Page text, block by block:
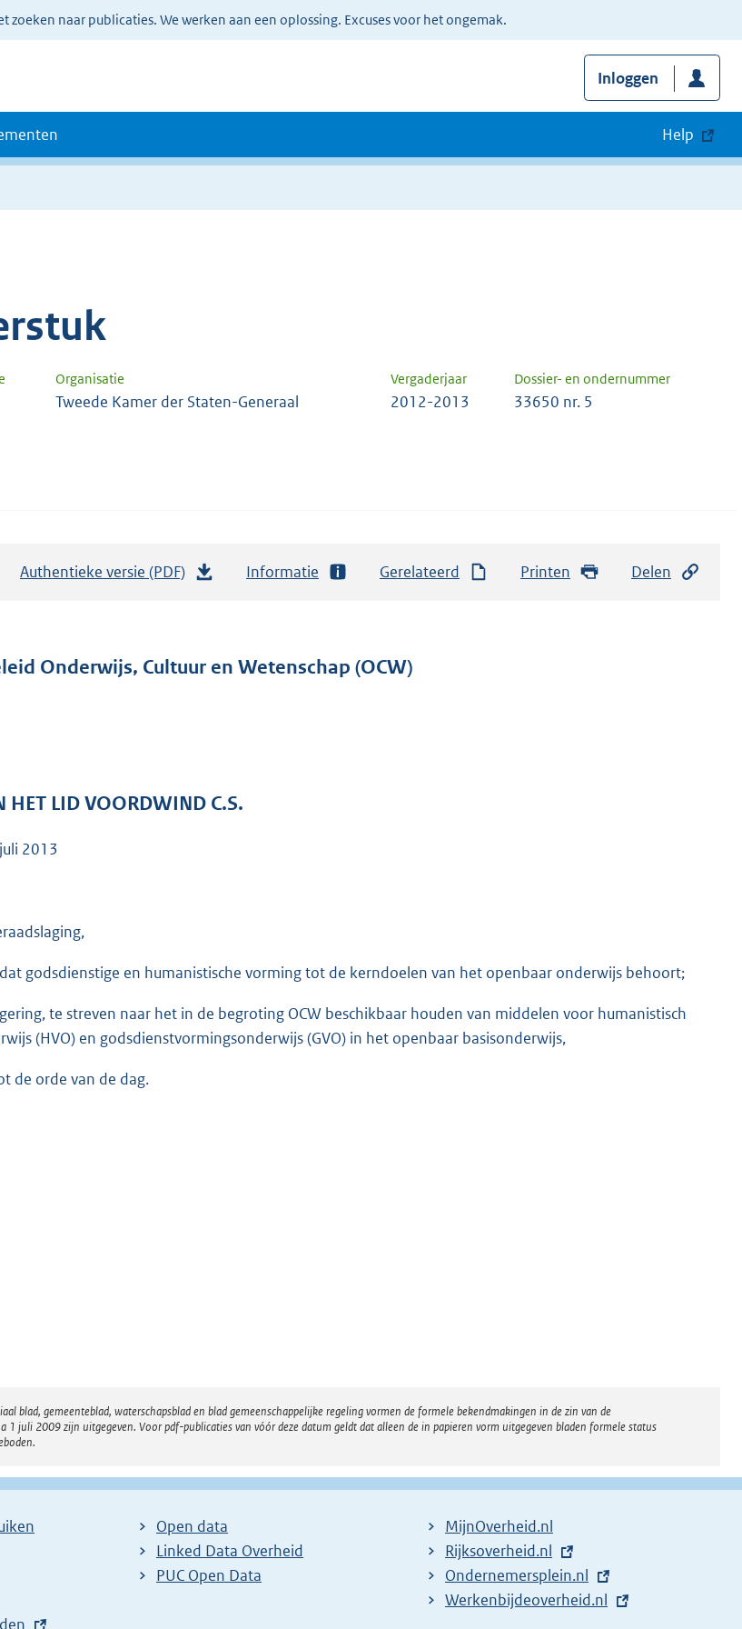
naar publicaties. We werken aan een oplossing. Excuses voor het ongemak.
Inloggen
Help
Organisatie Vergaderjaar Dossier- en ondernummer
Tweede Kamer der Staten-Generaal 2012-2013 33650 nr. 5
Authentieke versie (PDF)
a
r
3
K
b
Informatie Gerelateerd Printen Delen
Onderwijs, Cultuur en Wetenschap (OCW)
HET LID VOORDWIND C.S.
2013
godsdienstige en humanistische vorming tot de kerndoelen van het openbaar onderwijs behoort;
te streven naar het in de begroting OCW beschikbaar houden van middelen voor humanistisch
(HVO) en godsdienstvormingsonderwijs (GVO) in het openbaar basisonderwijs,
de orde van de dag.
blad, gemeenteblad, waterschapsblad en blad gemeenschappelijke regeling vormen de formele bekendmakingen in de zin van de
juli 2009 zijn uitgegeven. Voor pdf-publicaties van vóór deze datum geldt dat alleen de in papieren vorm uitgegeven bladen formele status
Open data
Linked Data Overheid
PUC Open Data
MijnOverheid.nl
E
x
t
Rijksoverheid.nl
E
x
Ondernemersplein.nl
E
Werkenbijdeoverheid.nl